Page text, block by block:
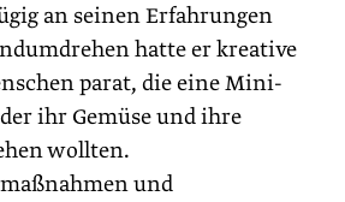
an seinen Erfahrungen
hatte er kreative
parat, die eine Mini-
ihr Gemüse und ihre
wollten.
und